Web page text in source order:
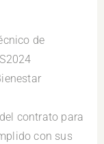
de
contrato para
con sus